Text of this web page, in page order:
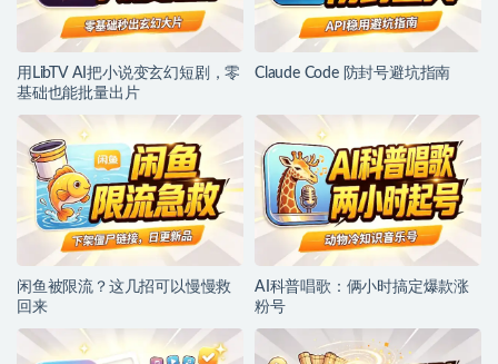
用LibTV AI把小说变玄幻短剧，零
基础也能批量出片
Claude Code 防封号避坑指南
闲鱼被限流？这几招可以慢慢救
回来
AI科普唱歌：俩小时搞定爆款涨
粉号